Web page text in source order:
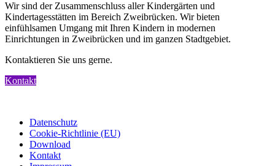
Wir sind der Zusammenschluss aller Kindergärten und
Kindertagesstätten im Bereich Zweibrücken. Wir bieten
einfühlsamen Umgang mit Ihren Kindern in modernen
Einrichtungen in Zweibrücken und im ganzen Stadtgebiet.
Kontaktieren Sie uns gerne.
Kontakt
Datenschutz
Cookie-Richtlinie (EU)
Download
Kontakt